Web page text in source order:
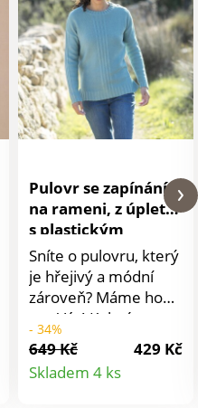
Pulovr se zapínáním
na rameni, z úpletu
s plastickým
vzorem
Sníte o pulovru, který
je hřejivý a módní
zároveň? Máme ho
pro Vás! Kulatý
uvolněný výstřih.
Žebrování na
rukávech a vpředu
- 34%
649 Kč
429 Kč
Skladem 4 ks
Detail